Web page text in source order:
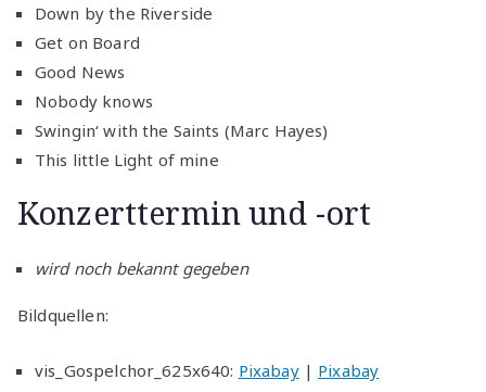
Down by the Riverside
Get on Board
Good News
Nobody knows
Swingin‘ with the Saints (Marc Hayes)
This little Light of mine
Konzerttermin und -ort
wird noch bekannt gegeben
Bildquellen:
vis_Gospelchor_625x640: Pixabay| Pixabay